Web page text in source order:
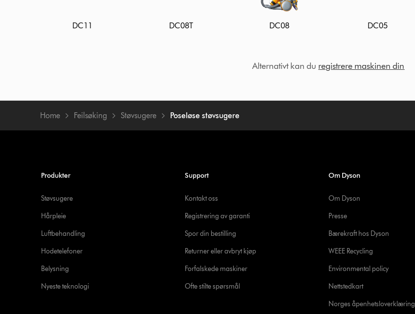
DC11 DC08T DC08 DC05
Alternativt kan du registrere maskinen din
Home Feilsøking Støvsugere Poseløse støvsugere
Produkter
Støvsugere
Hårpleie
Luftbehandling
Hodetelefoner
Belysning
Nyeste teknologi
Support
Kontakt oss
Registrering av garanti
Spor din bestilling
Returner eller avbryt kjøp
Forfalskede maskiner
Ofte stilte spørsmål
Om Dyson
Om Dyson
Presse
Bærekraft hos Dyson
WEEE Recycling
Environmental policy
Nettstedkart
Norges åpenhetsloverklæring